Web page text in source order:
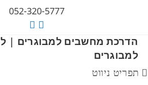
052-320-5777
הדרכת מחשבים למבוגרים |
למבוגרים
תפריט ניווט